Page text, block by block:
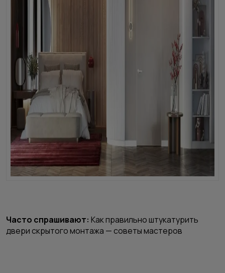
Часто спрашивают: Как правильно штукатурить
двери скрытого монтажа — советы мастеров